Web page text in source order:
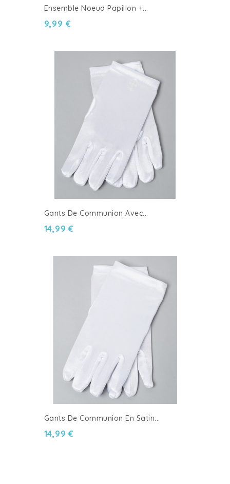
Ensemble Noeud Papillon +...
9,99 €
Gants De Communion Avec...
14,99 €
Gants De Communion En Satin...
14,99 €